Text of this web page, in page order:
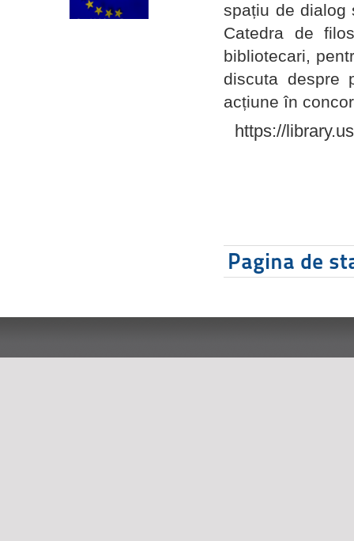
spațiu de dialog
Catedra de
bibliotecari,
discuta despre
acțiune în
https://
Pagina de